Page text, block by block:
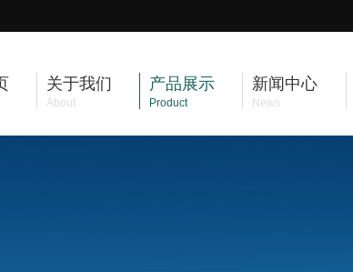
关于我们
About
产品展示
Product
新闻中心
News